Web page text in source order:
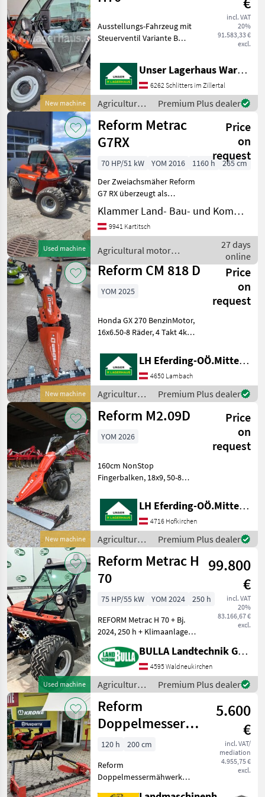
New machine
incl. VAT
20%
91.583,33 €
excl.
Ausstellungs-Fahrzeug mit
Steuerventil Variante B
Heckhubwerk
einfachwirkend m.
Schwingungsdämpfung
Kabine mit Heizung und
Klima Bereifung 31x15.50-1
Unser Lagerhaus Warenhandelsges.m.b.H.
6262 Schlitters im Zillertal
Agricultural
motor
vehicles /
Reform
Premium Plus dealer
Used machine
Reform Metrac
G7RX
Price
on
request
70 HP/51 kW YOM 2016 1160 h
265 cm
Der Zweiachsmäher Reform
G7 RX überzeugt als
leistungsstarke,
zuverlässige und vielseitig
einsetzbare Maschine für
in der Landwirtschaft
Klammer Land- Bau- und Kommunaltechnik
9941 Kartitsch
Agricultural motor
vehicles / Reform
27 days
online
New machine
Reform CM 818 D
Price
on
request
YOM 2025
Honda GX 270 BenzinMotor,
16x6.50-8 Räder, 4 Takt 4kW
Mehrscheibenkupplung mit
PowerSafe Funktion, 3
Vorwärts - 3
Rückwertsgänge,
Wendeschaltung, Ölbadmä
LH Eferding-OÖ.Mitte, Lambach
4650 Lambach
Agricultural
motor
vehicles /
Premium Plus dealer
New machine
Reform M2.09D
Price
on
request
YOM 2026
160cm NonStop
Fingerbalken, 18x9, 50-8
vehicles Two-axle mowers
LH Eferding-OÖ.Mitte, Landtechnik Hofkirchen
4716 Hofkirchen
Agricultural
motor
vehicles /
Reform
Premium Plus dealer
Used machine
Reform Metrac H
70
99.800
€
incl. VAT
20%
83.166,67 €
excl.
75 HP/55 kW YOM 2024
250 h
REFORM Metrac H 70 + Bj.
2024, 250 h + Klimaanlage
Luftgefederter Fahrersitz +
Hubwerk EW mit
Schwingungstilgung +
Unterlenkerfanghaken Kat
2 + B
BULLA Landtechnik GmbH
4595 Waldneukirchen
Agricultural
motor
vehicles /
Reform
Premium Plus dealer
Reform
Doppelmessermähwerk
200cm
5.600
€
incl. VAT/
mediation
4.955,75 €
excl.
120 h
200 cm
Reform
Doppelmessermähwerk